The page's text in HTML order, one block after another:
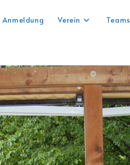
Anmeldung Verein Teams